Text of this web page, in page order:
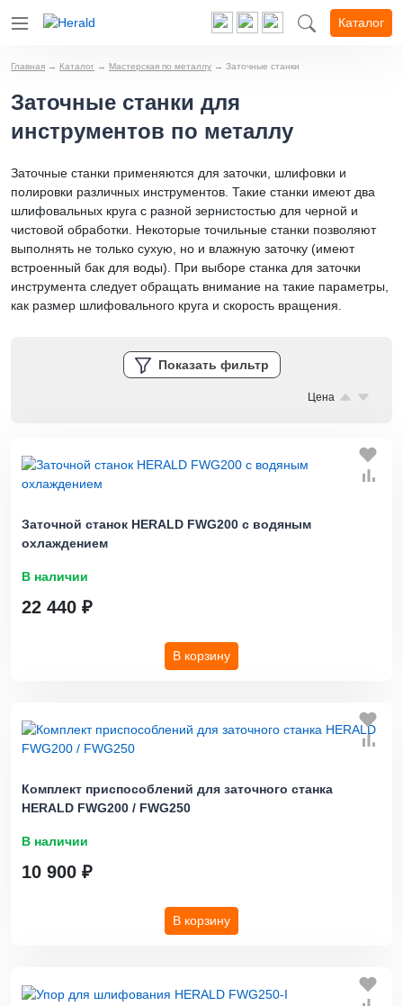
Каталог
Главная → Каталог → Мастерская по металлу → Заточные станки
Заточные станки для
инструментов по металлу
Заточные станки применяются для заточки, шлифовки и
полировки различных инструментов. Такие станки имеют два
шлифовальных круга с разной зернистостью для черной и
чистовой обработки. Некоторые точильные станки позволяют
выполнять не только сухую, но и влажную заточку (имеют
встроенный бак для воды). При выборе станка для заточки
инструмента следует обращать внимание на такие параметры,
как размер шлифовального круга и скорость вращения.
Показать фильтр
Цена
Заточной станок HERALD FWG200 с водяным
охлаждением
В наличии
22 440 ₽
В корзину
Комплект приспособлений для заточного станка
HERALD FWG200 / FWG250
В наличии
10 900 ₽
В корзину